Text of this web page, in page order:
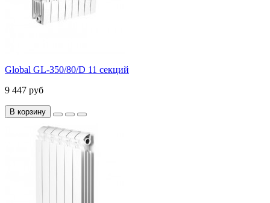
Global GL-350/80/D 11 секций
9 447 руб
В корзину